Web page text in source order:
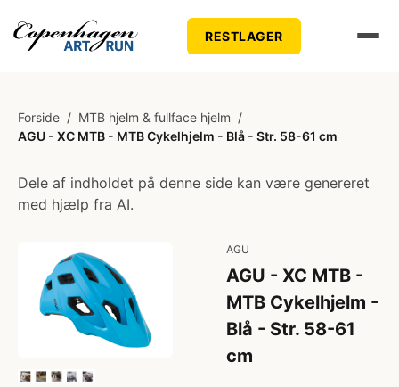
RESTLAGER
Forside / MTB hjelm & fullface hjelm /
AGU - XC MTB - MTB Cykelhjelm - Blå - Str. 58-61 cm
Dele af indholdet på denne side kan være genereret
med hjælp fra AI.
AGU
AGU - XC MTB -
MTB Cykelhjelm -
Blå - Str. 58-61
cm